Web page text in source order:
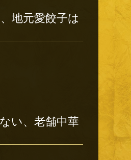
地元愛餃子は
い、老舗中華